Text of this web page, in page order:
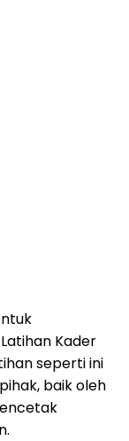
Kader
seperti ini
baik oleh